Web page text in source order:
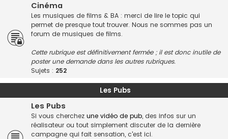
Cinéma
Les musiques de films & BA : merci de lire le topic qui
permet de presque tout trouver. Nous ne sommes pas un
forum de musiques de films.
Cette rubrique est définitivement fermée ; il est donc inutile de
poster une demande dans les autres rubriques.
Sujets : 252
Les Pubs
Les Pubs
Si vous cherchez une vidéo de pub, des infos sur un
réalisateur ou tout simplement discuter de la dernière
campagne qui fait sensation, c'est ici.